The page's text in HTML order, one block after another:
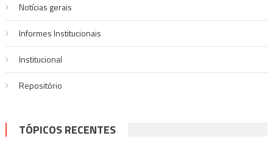
Notí­cias gerais
Informes Institucionais
Institucional
Repositório
TÓPICOS RECENTES